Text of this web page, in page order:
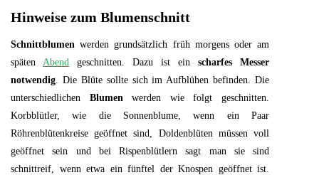
Hinweise zum Blumenschnitt
Schnittblumen werden grundsätzlich früh morgens oder am
späten Abend geschnitten. Dazu ist ein scharfes Messer
notwendig. Die Blüte sollte sich im Aufblühen befinden. Die
unterschiedlichen Blumenwerden wie folgt geschnitten.
Korbblütler, wie die Sonnenblume, wenn ein Paar
Röhrenblütenkreise geöffnet sind, Doldenblüten müssen voll
geöffnet sein und bei Rispenblütlern sagt man sie sind
schnittreif, wenn etwa ein fünftel der Knospen geöffnet ist.